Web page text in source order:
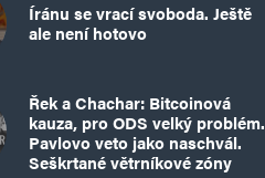
Íránu se vrací svoboda. Ještě
ale není hotovo
Řek a Chachar: Bitcoinová
kauza, pro ODS velký problém.
Pavlovo veto jako naschvál.
Seškrtané větrníkové zóny